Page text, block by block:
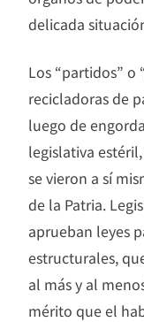
delicada
Los “partidos” o
recicladoras de
luego de
legislativa
se vieron a sí
de la Patria.
aprueban leyes
estructurales,
al más y al
mérito que el